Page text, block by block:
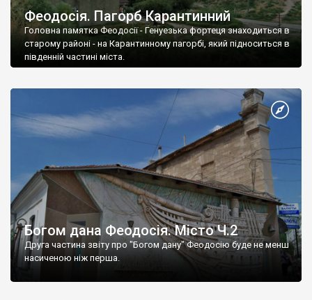
Феодосія. Пагорб Карантинний
Головна памятка Феодосії - Генуезька фортеця знаходиться в
старому районі - на Карантинному пагорбі, який підноситься в
південній частині міста.
Богом дана Феодосія. Місто Ч.2
Друга частина звіту про "Богом дану" Феодосію буде не менш
насиченою ніж перша.